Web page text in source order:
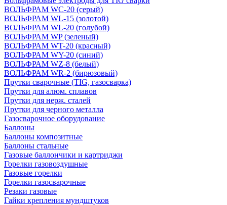
ВОЛЬФРАМ WC-20 (серый)
ВОЛЬФРАМ WL-15 (золотой)
ВОЛЬФРАМ WL-20 (голубой)
ВОЛЬФРАМ WP (зеленый)
ВОЛЬФРАМ WT-20 (красный)
ВОЛЬФРАМ WY-20 (синий)
ВОЛЬФРАМ WZ-8 (белый)
ВОЛЬФРАМ WR-2 (бирюзовый)
Прутки сварочные (TIG, газосварка)
Прутки для алюм. сплавов
Прутки для нерж. сталей
Прутки для черного металла
Газосварочное оборудование
Баллоны
Баллоны композитные
Баллоны стальные
Газовые баллончики и картриджи
Горелки газовоздушные
Газовые горелки
Горелки газосварочные
Резаки газовые
Гайки крепления мундштуков